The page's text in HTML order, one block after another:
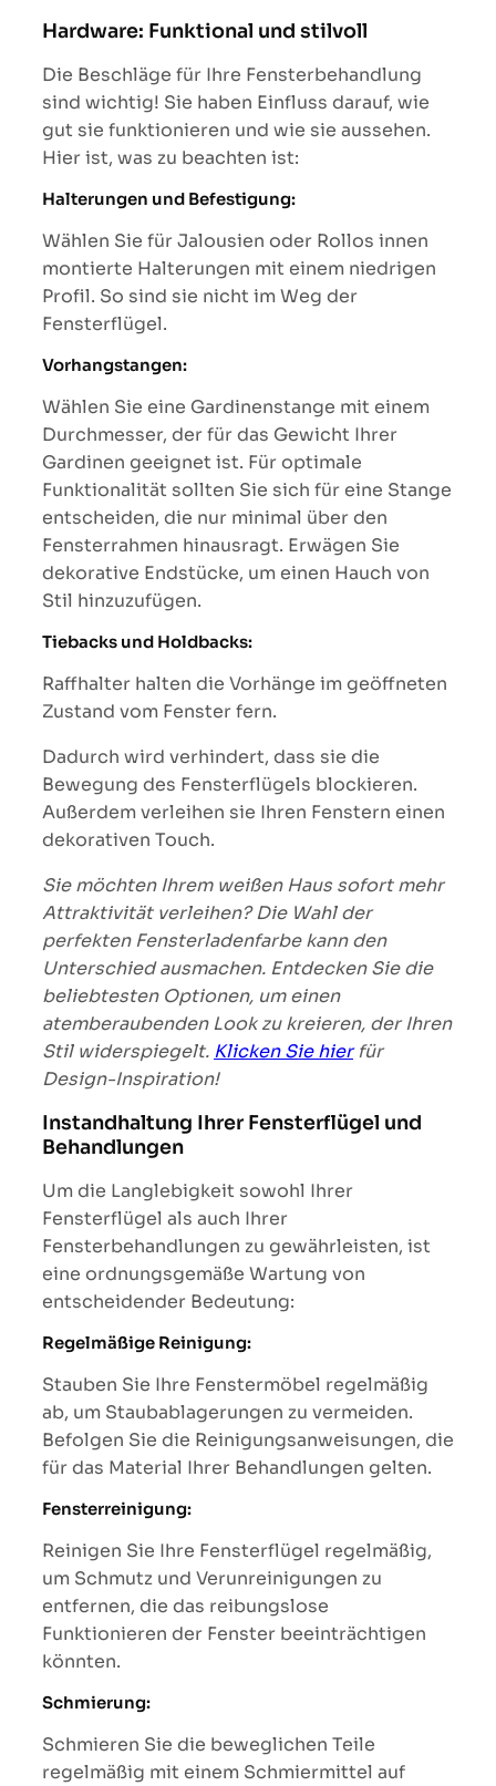
Hardware: Funktional und stilvoll
Die Beschläge für Ihre Fensterbehandlung
sind wichtig! Sie haben Einfluss darauf, wie
gut sie funktionieren und wie sie aussehen.
Hier ist, was zu beachten ist:
Halterungen und Befestigung:
Wählen Sie für Jalousien oder Rollos innen
montierte Halterungen mit einem niedrigen
Profil. So sind sie nicht im Weg der
Fensterflügel.
Vorhangstangen:
Wählen Sie eine Gardinenstange mit einem
Durchmesser, der für das Gewicht Ihrer
Gardinen geeignet ist. Für optimale
Funktionalität sollten Sie sich für eine Stange
entscheiden, die nur minimal über den
Fensterrahmen hinausragt. Erwägen Sie
dekorative Endstücke, um einen Hauch von
Stil hinzuzufügen.
Tiebacks und Holdbacks:
Raffhalter halten die Vorhänge im geöffneten
Zustand vom Fenster fern.
Dadurch wird verhindert, dass sie die
Bewegung des Fensterflügels blockieren.
Außerdem verleihen sie Ihren Fenstern einen
dekorativen Touch.
Sie möchten Ihrem weißen Haus sofort mehr
Attraktivität verleihen? Die Wahl der
perfekten Fensterladenfarbe kann den
Unterschied ausmachen. Entdecken Sie die
beliebtesten Optionen, um einen
atemberaubenden Look zu kreieren, der Ihren
Stil widerspiegelt. Klicken Sie hierfür
Design-Inspiration!
Instandhaltung Ihrer Fensterflügel und
Behandlungen
Um die Langlebigkeit sowohl Ihrer
Fensterflügel als auch Ihrer
Fensterbehandlungen zu gewährleisten, ist
eine ordnungsgemäße Wartung von
entscheidender Bedeutung:
Regelmäßige Reinigung:
Stauben Sie Ihre Fenstermöbel regelmäßig
ab, um Staubablagerungen zu vermeiden.
Befolgen Sie die Reinigungsanweisungen, die
für das Material Ihrer Behandlungen gelten.
Fensterreinigung:
Reinigen Sie Ihre Fensterflügel regelmäßig,
um Schmutz und Verunreinigungen zu
entfernen, die das reibungslose
Funktionieren der Fenster beeinträchtigen
könnten.
Schmierung:
Schmieren Sie die beweglichen Teile
regelmäßig mit einem Schmiermittel auf